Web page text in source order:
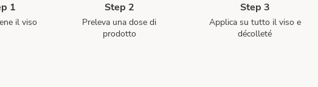
1
il viso
Step 2
Preleva una dose di
prodotto
Step 3
Applica su tutto il viso e
décolleté